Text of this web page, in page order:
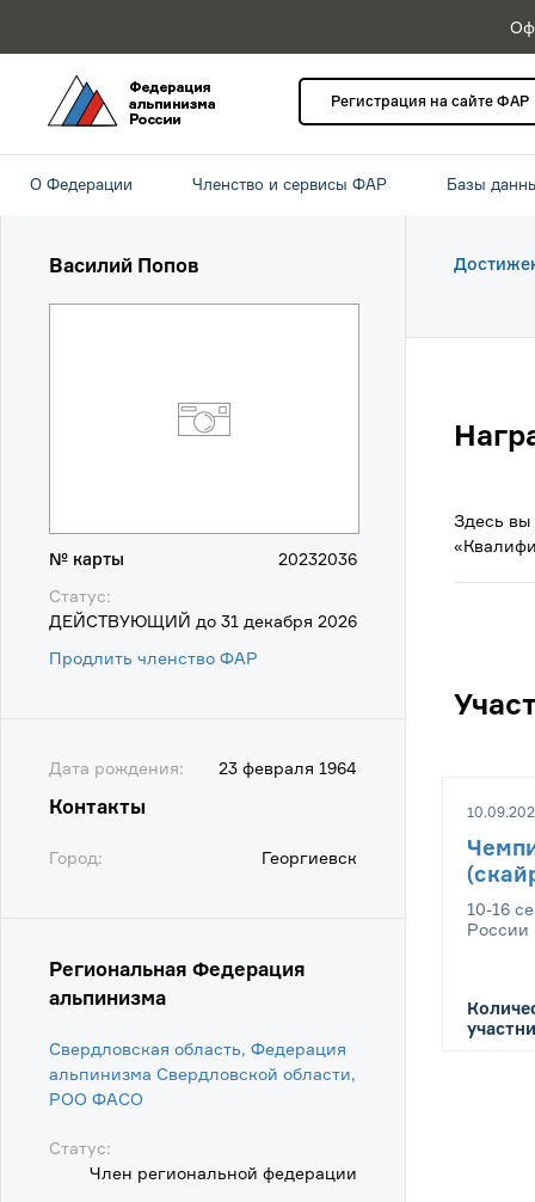
Регистрация на сайте ФАР
О Федерации Членство и сервисы ФАР Базы
Василий Попов
№ карты
20232036
Статус:
ДЕЙСТВУЮЩИЙ до 31 декабря 2026
Продлить членство ФАР
Дата рождения: 23 февраля 1964
Контакты
Город: Георгиевск
Региональная Федерация
альпинизма
Свердловская область, Федерация
альпинизма Свердловской области,
POO ФАСО
Статус:
Член региональной федерации
Здесь вы
10-16
России